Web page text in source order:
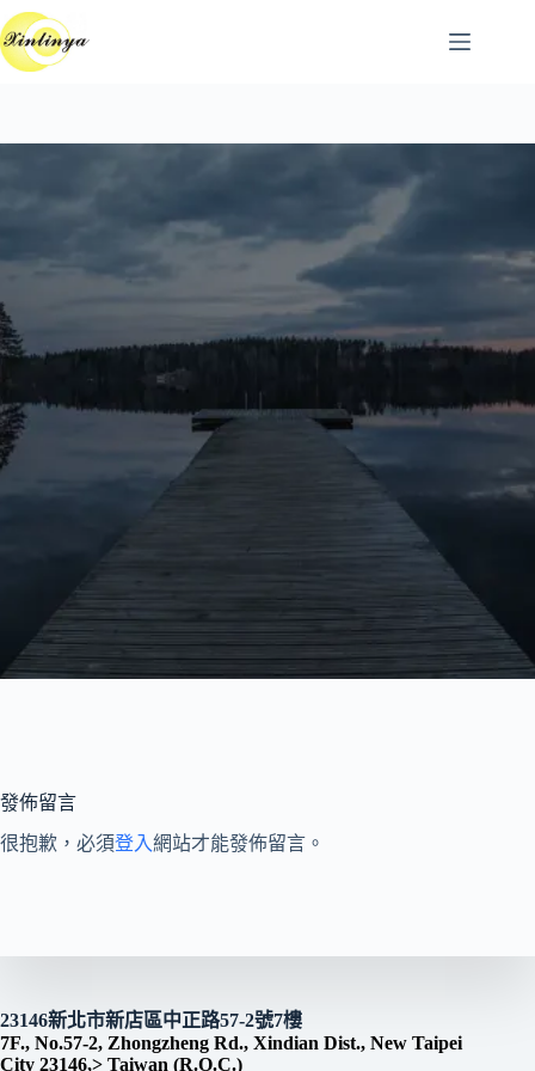
跳
至
主
發佈留言
很抱歉，必須登入網站才能發佈留言。
23146新北市新店區中正路57-2號7樓
7F., No.57-2, Zhongzheng Rd., Xindian Dist., New Taipei
City 23146,> Taiwan (R.O.C.)